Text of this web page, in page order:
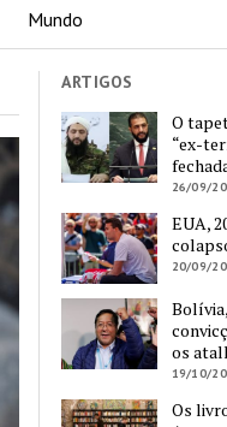
Mundo
ARTIGOS
O
“ex-
26/09/
EUA,
20/09/
os
19/10/
Os